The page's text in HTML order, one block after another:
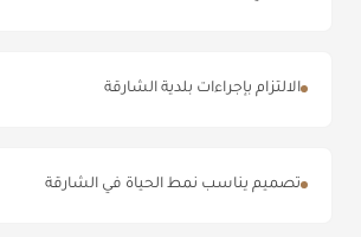
الالتزام بإجراءات بلدية الشارقة
تصميم يناسب نمط الحياة في الشارقة